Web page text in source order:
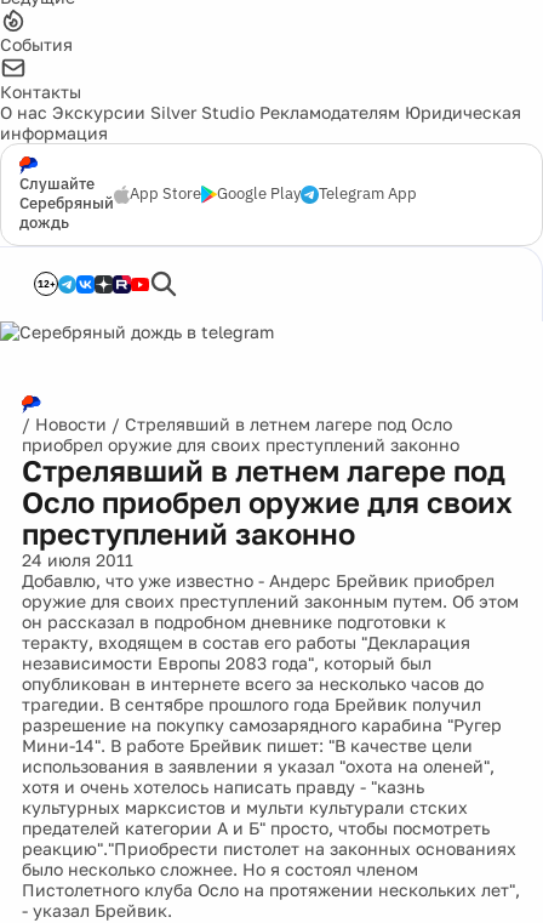
События
Контакты
О нас Экскурсии Silver Studio Рекламодателям Юридическая
информация
Слушайте
Серебряный
дождь
App Store Google Play Telegram App
12+
/ Новости / Стрелявший в летнем лагере под Осло
приобрел оружие для своих преступлений законно
Стрелявший в летнем лагере под
Осло приобрел оружие для своих
преступлений законно
24 июля 2011
Добавлю, что уже известно - Андерс Брейвик приобрел
оружие для своих преступлений законным путем. Об этом
он рассказал в подробном дневнике подготовки к
теракту, входящем в состав его работы "Декларация
независимости Европы 2083 года", который был
опубликован в интернете всего за несколько часов до
трагедии. В сентябре прошлого года Брейвик получил
разрешение на покупку самозарядного карабина "Ругер
Мини-14". В работе Брейвик пишет: "В качестве цели
использования в заявлении я указал "охота на оленей",
хотя и очень хотелось написать правду - "казнь
культурных марксистов и мульти культурали стских
предателей категории А и Б" просто, чтобы посмотреть
реакцию"."Приобрести пистолет на законных основаниях
было несколько сложнее. Но я состоял членом
Пистолетного клуба Осло на протяжении нескольких лет",
- указал Брейвик.